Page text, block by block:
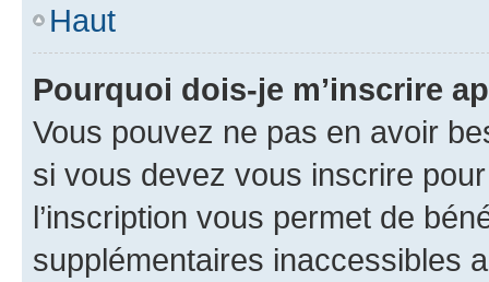
Haut
Pourquoi dois-je m’inscrire
Vous pouvez ne pas en avoir
si vous devez vous inscrire
l’inscription vous permet de
supplémentaires inaccessibles